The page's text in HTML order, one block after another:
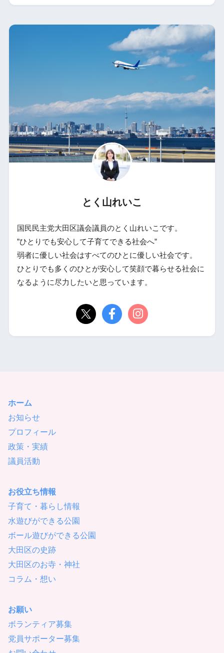
とく山れいこ
国民民主党大田区議会議員のとく山れいこです。
”ひとりでも安心して子育てできる社会へ”
弱者に優しい社会はすべてのひとに優しい社会です。
ひとりでも多くのひとが安心して笑顔で暮らせる社会に
なるように尽力したいと思っています。
ホーム
お知らせ
プロフィール
政策・実績
議員活動
お役立ち情報
子育て・暮らし情報
水遊びができる公園
ボール遊びができる公園
大田区の史跡
大田区のお寺・神社
コラム・想い
お願い
ボランティア募集
党員サポーター募集